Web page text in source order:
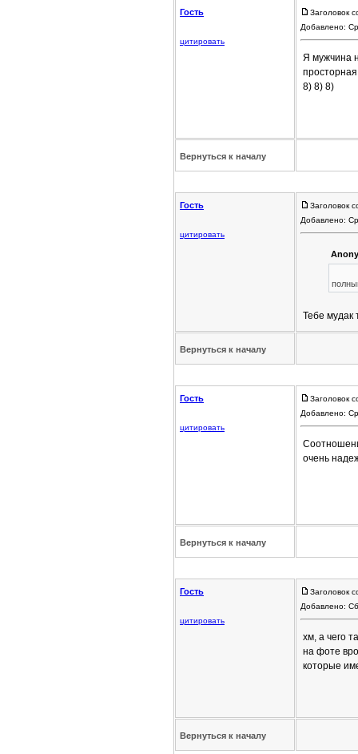
Гость
цитировать
Заголовок
Добавлено:
Я мужчина
просторная
8) 8) 8)
Вернуться к началу
Гость
цитировать
Заголовок
Добавлено:
Тебе мудак
Вернуться к началу
Гость
цитировать
Заголовок
Добавлено:
очень
Вернуться к началу
Гость
цитировать
Заголовок
Добавлено:
хм, а чего
на фоте
которые
Вернуться к началу